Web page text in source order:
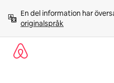
innehåll
En del information har
originalspråk